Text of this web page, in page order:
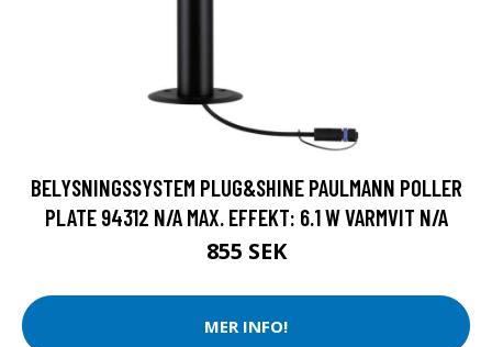
BELYSNINGSSYSTEM PLUG&SHINE PAULMANN POLLER
PLATE 94312 N/A MAX. EFFEKT: 6.1 W VARMVIT N/A
855 SEK
MER INFO!